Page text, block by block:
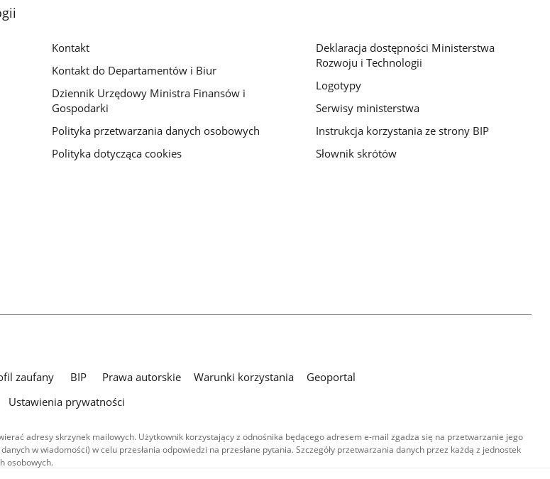
Kontakt
Kontakt do Departamentów i Biur
Dziennik Urzędowy Ministra Finansów i
Gospodarki
Polityka przetwarzania danych osobowych
Polityka dotycząca cookies
Deklaracja dostępności Ministerstwa
Rozwoju i Technologii
Logotypy
Serwisy ministerstwa
Instrukcja korzystania ze strony BIP
Słownik skrótów
zaufany BIP Prawa autorskie Warunki korzystania
Geoportal
Ustawienia prywatności
adresy skrzynek mailowych. Użytkownik korzystający z odnośnika będącego adresem e-mail zgadza się na przetwarzanie jego
w wiadomości) w celu przesłania odpowiedzi na przesłane pytania. Szczegóły przetwarzania danych przez każdą z jednostek
osobowych.